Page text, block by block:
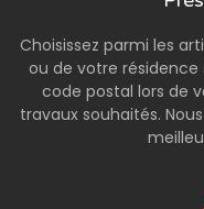
Choisissez parmi les
ou de votre résidence
code postal lors de
travaux souhaités.